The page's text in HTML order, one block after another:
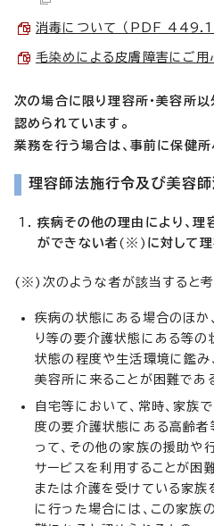
消毒について （PDF
毛染めによる皮膚障害にご
次の場合に限り理容所・美容所
認められています。
業務を行う場合は、事前に保健所
理容師法施行令及び美容
疾病その他の理由により、理
ができない者(※) に対して
(※)次のような者が該当すると考
疾病の状態にある場合のほか
り等の要介護状態にある等の
状態の程度や生活環境に鑑み
美容所に来ることが困難であ
自宅等において、常時、家族
度の要介護状態にある高齢
って、その他の家族の援助や
サービスを利用することが困
または介護を受けている家
に行った場合には、この家族